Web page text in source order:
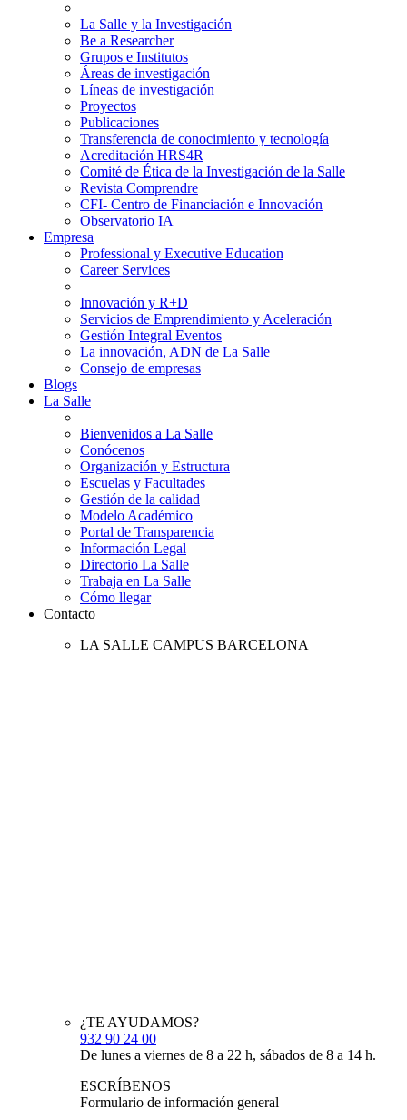
La Salle y la Investigación
Be a Researcher
Grupos e Institutos
Áreas de investigación
Líneas de investigación
Proyectos
Publicaciones
Transferencia de conocimiento y tecnología
Acreditación HRS4R
Comité de Ética de la Investigación de la Salle
Revista Comprendre
CFI- Centro de Financiación e Innovación
Observatorio IA
Empresa
Professional y Executive Education
Career Services
Innovación y R+D
Servicios de Emprendimiento y Aceleración
Gestión Integral Eventos
La innovación, ADN de La Salle
Consejo de empresas
Blogs
La Salle
Bienvenidos a La Salle
Conócenos
Organización y Estructura
Escuelas y Facultades
Gestión de la calidad
Modelo Académico
Portal de Transparencia
Información Legal
Directorio La Salle
Trabaja en La Salle
Cómo llegar
Contacto
LA SALLE CAMPUS BARCELONA
¿TE AYUDAMOS?
932 90 24 00
De lunes a viernes de 8 a 22 h, sábados de 8 a 14 h.
ESCRÍBENOS
Formulario de información general